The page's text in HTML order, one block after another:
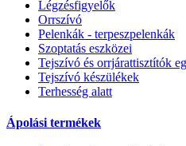
Légzésfigyelők
Orrszívó
Pelenkák - terpeszpelenkák
Szoptatás eszközei
Tejszívó és orrjárattisztítók
Tejszívó készülékek
Terhesség alatt
Ápolási termékek